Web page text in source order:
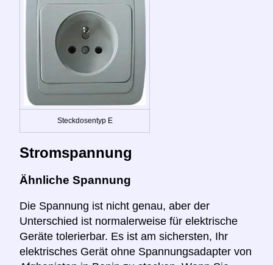
Steckdosentyp E
Stromspannung
Ähnliche Spannung
Die Spannung ist nicht genau, aber der
Unterschied ist normalerweise für elektrische
Geräte tolerierbar. Es ist am sichersten, Ihr
elektrisches Gerät ohne Spannungsadapter von